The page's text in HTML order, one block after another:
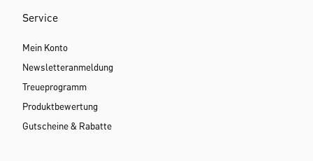
Service
Mein Konto
Newsletteranmeldung
Treueprogramm
Produktbewertung
Gutscheine & Rabatte